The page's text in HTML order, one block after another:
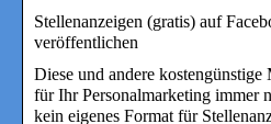
Stellenanzeigen (gratis) auf
veröffentlichen
Diese und andere
für Ihr Personalmarketing immer
kein eigenes Format für